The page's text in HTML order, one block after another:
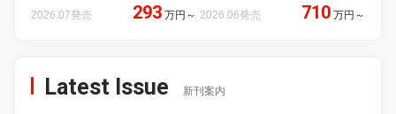
2026.07発売 293 万円 ～ 2026.06発売 710 万円 ～
Latest Issue 新刊案内